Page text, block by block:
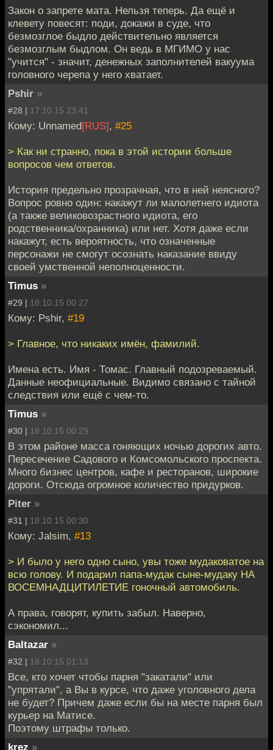
Закон о запрете мата. Нельзя теперь. Да ещё и
клевету повесят: поди, докажи в суде, что
безмозглое быдло действительно является
безмозглым быдлом. Он ведь в МГИМО у нас
"учится" - значит, денежных заполнителей вакуума
головного черепа у него хватает.
Pshir »
#28 | 17.10.15 23:41
Кому: Unnamed[RUS], #25
> Как ни странно, пока в этой истории больше
вопросов чем ответов.
История предельно прозрачная, что в ней неясного?
Вопрос ровно один: накажут ли малолетнего идиота
(а также великовозрастного идиота, его
родственника/охранника) или нет. Хотя даже если
накажут, есть вероятность, что означенные
персонажи не смогут осознать наказание ввиду
своей умственной неполноценности.
Timus »
#29 | 18.10.15 00:27
Кому: Pshir, #19
> Главное, что никаких имён, фамилий.
Имена есть. Имя - Томас. Главный подозреваемый.
Данные неофициальные. Видимо связано с тайной
следствия или ещё с чем-то.
Timus »
#30 | 18.10.15 00:29
В этом районе масса гоняющих ночью дорогих авто.
Пересечение Садового и Комсомольского проспекта.
Много бизнес центров, кафе и ресторанов, широкие
дороги. Отсюда огромное количество придурков.
Piter »
#31 | 18.10.15 00:30
Кому: Jalsim, #13
> И было у него одно сыно, увы тоже мудаковатое на
всю голову. И подарил папа-мудак сыне-мудаку НА
ВОСЕМНАДЦИТИЛЕТИЕ гоночный автомобиль.
А права, говорят, купить забыл. Наверно,
сэкономил...
Baltazar »
#32 | 18.10.15 01:13
Все, кто хочет чтобы парня "закатали" или
"упрятали", а Вы в курсе, что даже уголовного дела
не будет? Причем даже если бы на месте парня был
курьер на Матисе.
Поэтому штрафы только.
krez »